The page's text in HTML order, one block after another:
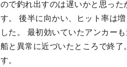
ので釣れ出すのは遅いかと思っ
す。 後半に向かい、ヒット率は
した。 最初効いていたアンカー
船と異常に近づいたところで終了
す。